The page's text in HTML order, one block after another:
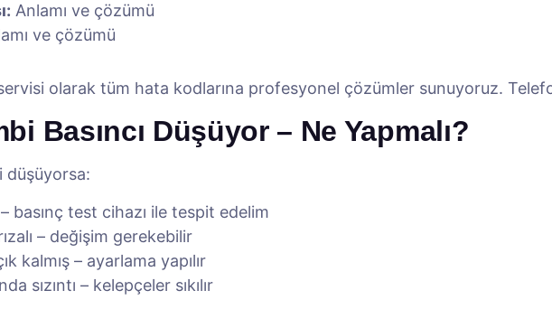
Anlamı ve çözümü
ve çözümü
olarak tüm hata kodlarına profesyonel çözümler sunuyoruz.
Basıncı Düşüyor – Ne Yapmalı?
düşüyorsa:
basınç test cihazı ile tespit edelim
– değişim gerekebilir
kalmış – ayarlama yapılır
sızıntı – kelepçeler sıkılır